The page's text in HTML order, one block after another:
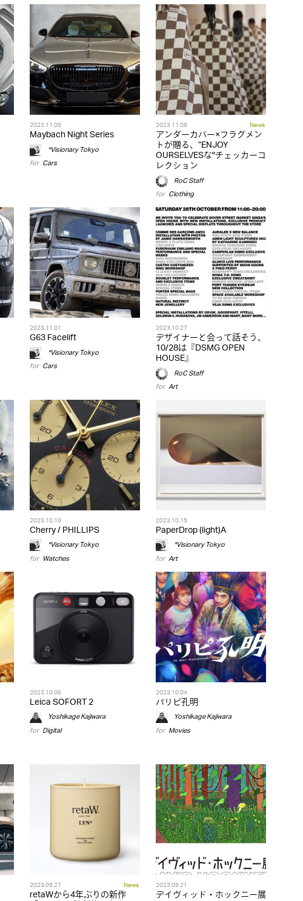
2023.11.09
Maybach Night Series
*Visionary Tokyo
for Cars
2023.11.08 News
アンダーカバー×フラグメン
トが贈る、”ENJOY
OURSELVESな"チェッカーコ
レクション
RoC Staff
for Clothing
2023.11.01
G63 Facelift
*Visionary Tokyo
for Cars
2023.10.27
デザイナーと会って話そう、
10/28は『DSMG OPEN
HOUSE』
RoC Staff
for Art
2023.10.19
Cherry / PHILLIPS
*Visionary Tokyo
for Watches
2023.10.15
PaperDrop (light)A
*Visionary Tokyo
for Art
2023.10.06
Leica SOFORT 2
Yoshikage Kajiwara
for Digital
2023.10.04
パリピ孔明
Yoshikage Kajiwara
for Movies
2023.09.27 News
retaWから4年ぶりの新作
2023.09.21
デイヴィッド・ホックニー展